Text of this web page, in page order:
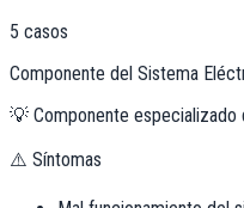
5 casos
Componente del Sistema
💡 Componente
⚠️ Síntomas